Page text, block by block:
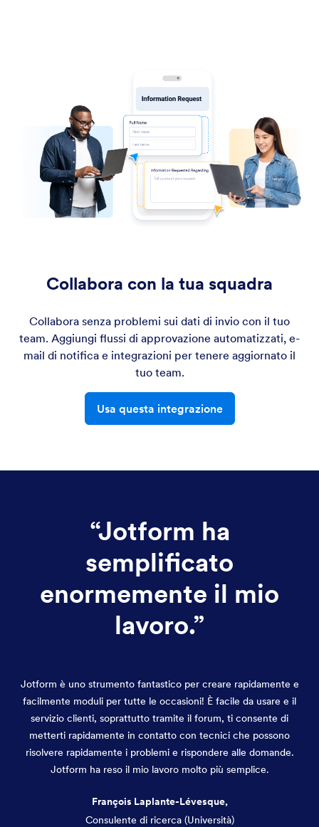
Collabora con la tua squadra
Collabora senza problemi sui dati di invio con il tuo
team. Aggiungi flussi di approvazione automatizzati, e-
mail di notifica e integrazioni per tenere aggiornato il
tuo team.
Usa questa integrazione
“Jotform ha
semplificato
enormemente il mio
lavoro.”
Jotform è uno strumento fantastico per creare rapidamente e
facilmente moduli per tutte le occasioni! È facile da usare e il
servizio clienti, soprattutto tramite il forum, ti consente di
metterti rapidamente in contatto con tecnici che possono
risolvere rapidamente i problemi e rispondere alle domande.
Jotform ha reso il mio lavoro molto più semplice.
François Laplante-Lévesque,
Consulente di ricerca (Università)